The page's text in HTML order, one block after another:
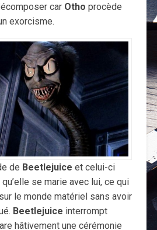
car Otho procède
exorcisme.
de Beetlejuice et celui-ci
se marie avec lui, ce qui
le monde matériel sans avoir
Beetlejuice interrompt
hâtivement une cérémonie